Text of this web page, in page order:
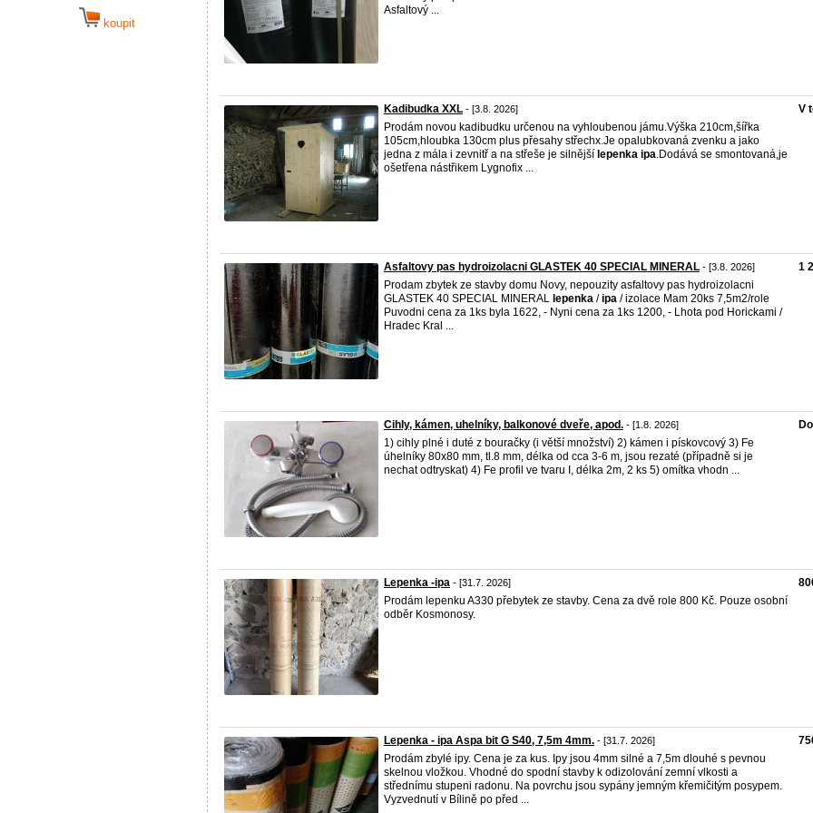
koupit
Asfaltový ...
Kadibudka XXL - [3.8. 2026]
Prodám novou kadibudku určenou na vyhloubenou jámu.Výška 210cm,šířka
105cm,hloubka 130cm plus přesahy střechx.Je opalubkovaná zvenku a jako
jedna z mála i zevnitř a na střeše je silnější lepenka ipa.Dodává se smontovaná,je
ošetřena nástřikem Lygnofix ...
V
Asfaltovy pas hydroizolacni GLASTEK 40 SPECIAL MINERAL - [3.8. 2026]
Prodam zbytek ze stavby domu Novy, nepouzity asfaltovy pas hydroizolacni
GLASTEK 40 SPECIAL MINERAL lepenka /ipa / izolace Mam 20ks 7,5m2/role
Puvodni cena za 1ks byla 1622, - Nyni cena za 1ks 1200, - Lhota pod Horickami /
Hradec Kral ...
1
Cihly, kámen, uhelníky, balkonové dveře, apod. - [1.8. 2026]
1) cihly plné i duté z bouračky (i větší množství) 2) kámen i pískovcový 3) Fe
úhelníky 80x80 mm, tl.8 mm, délka od cca 3-6 m, jsou rezaté (případně si je
nechat odtryskat) 4) Fe profil ve tvaru I, délka 2m, 2 ks 5) omítka vhodn ...
Lepenka -ipa - [31.7. 2026]
Prodám lepenku A330 přebytek ze stavby. Cena za dvě role 800 Kč. Pouze osobní
odběr Kosmonosy.
Lepenka - ipa Aspa bit G S40, 7,5m 4mm. - [31.7. 2026]
Prodám zbylé ipy. Cena je za kus. Ipy jsou 4mm silné a 7,5m dlouhé s pevnou
skelnou vložkou. Vhodné do spodní stavby k odizolování zemní vlkosti a
střednímu stupeni radonu. Na povrchu jsou sypány jemným křemičitým posypem.
Vyzvednutí v Bílině po před ...